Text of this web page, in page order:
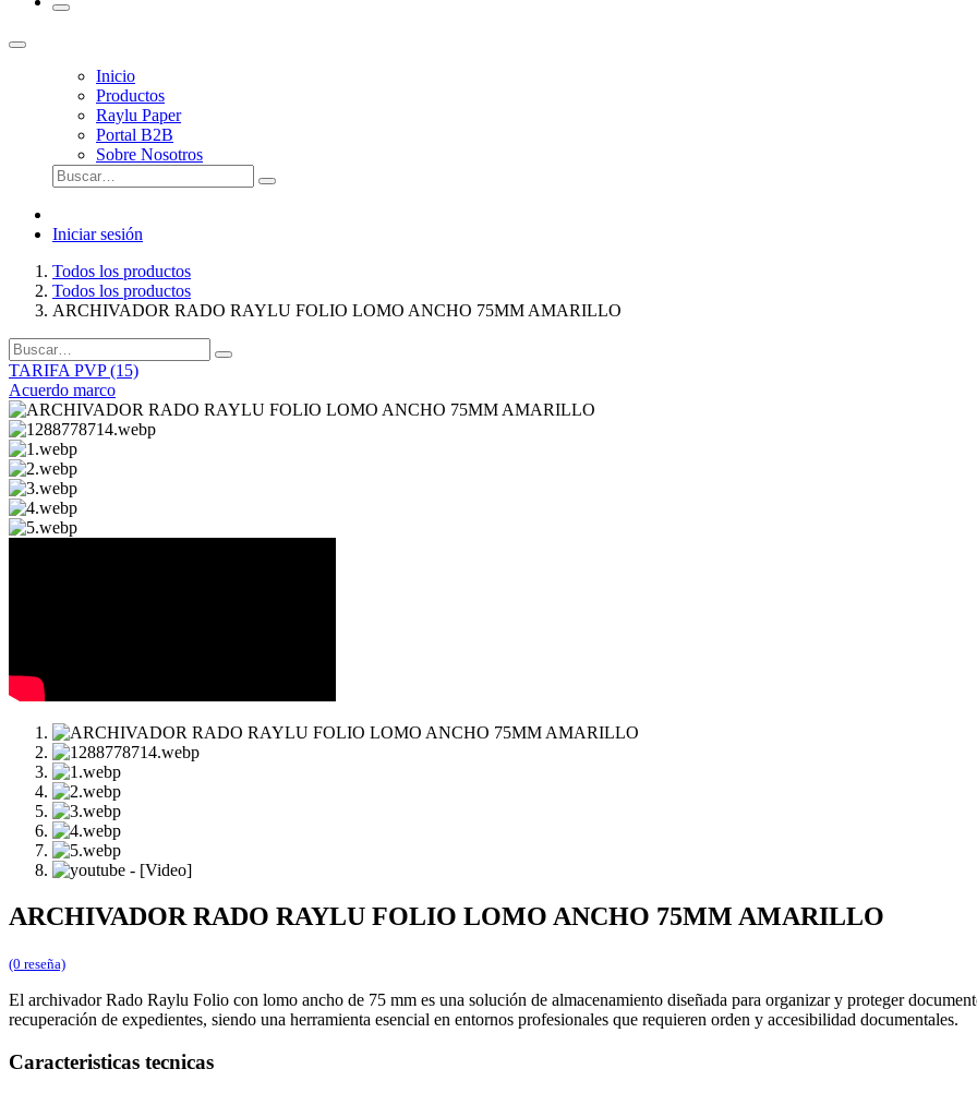
Inicio
Productos
Raylu Paper
Portal B2B
Sobre Nosotros
Iniciar sesión
Todos los productos
Todos los productos
ARCHIVADOR RADO RAYLU FOLIO LOMO ANCHO 75MM AMARILLO
TARIFA PVP (15)
Acuerdo marco
ARCHIVADOR RADO RAYLU FOLIO LOMO ANCHO 75MM AMARILLO
(0 reseña)
El archivador Rado Raylu Folio con lomo ancho de 75 mm es una solución de almacenamiento diseñada para organizar y proteger
recuperación de expedientes, siendo una herramienta esencial en entornos profesionales que requieren orden y accesibilidad documentales.
Caracteristicas tecnicas